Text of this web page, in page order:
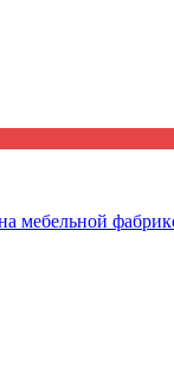
мебельной